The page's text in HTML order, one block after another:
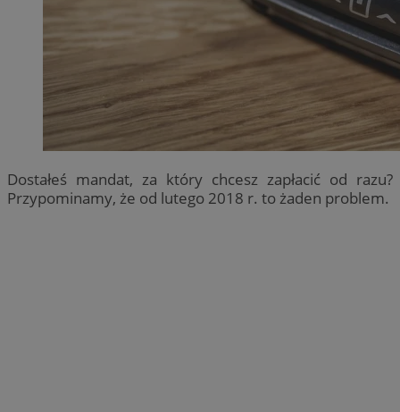
Dostałeś mandat, za który chcesz zapłacić od razu?
Przypominamy, że od lutego 2018 r. to żaden problem.